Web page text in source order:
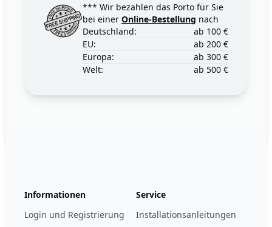
*** Wir bezahlen das Porto für Sie
bei einer Online-Bestellung nach
Deutschland:
ab 100 €
EU:
ab 200 €
Europa:
ab 300 €
Welt:
ab 500 €
Informationen
Login und Registrierung
Service
Installationsanleitungen